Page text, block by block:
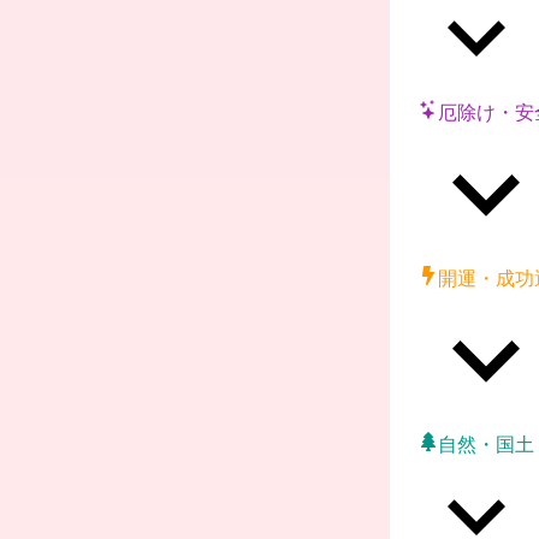
厄除け・安
開運・成功
自然・国土